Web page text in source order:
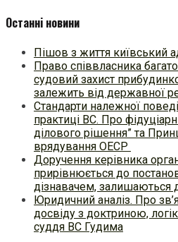
Останні новини
Пішов з життя київський
Право співвласника
судовий захист
залежить від державної
Стандарти належної
практиці ВC. Про
ділового рішення” та
врядування ОЕСР
Доручення керівника
прирівнюється до
дізнавачем, залишаються
Юридичний аналіз. Про
досвіду з доктриною,
суддя ВС Гудима